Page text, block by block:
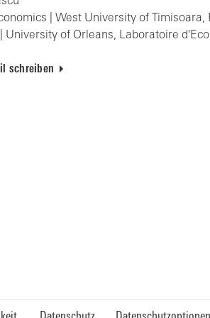
| West University of Timisoara,
University of Orleans, Laboratoire
schreiben